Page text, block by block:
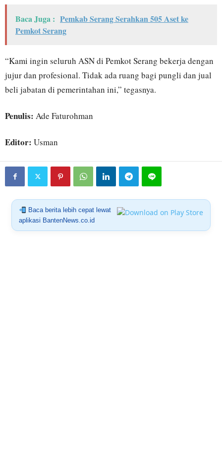
Baca Juga : Pemkab Serang Serahkan 505 Aset ke
Pemkot Serang
“Kami ingin seluruh ASN di Pemkot Serang bekerja dengan
jujur dan profesional. Tidak ada ruang bagi pungli dan jual
beli jabatan di pemerintahan ini,” tegasnya.
Penulis: Ade Faturohman
Editor: Usman
Baca berita lebih cepat lewat
aplikasi BantenNews.co.id